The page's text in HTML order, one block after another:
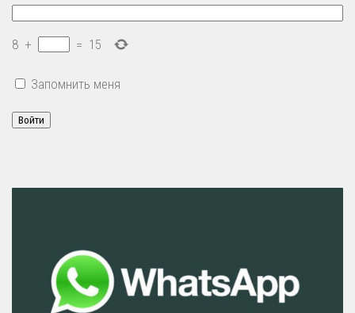
8 + = 15
Запомнить меня
Войти